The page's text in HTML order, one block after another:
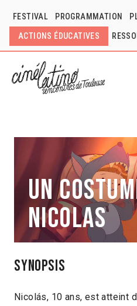
FESTIVAL PROGRAMMATION
ACTIONS ÉDUCATIVES
Un
Nicolas
Eduardo Rivero
Synopsis
Nicolás, 10 ans, est atteint